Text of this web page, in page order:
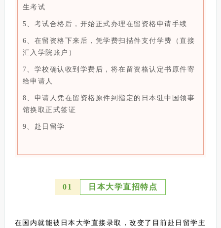
生考试
5、考试合格后，开始正式办理在留资格申请手续
6、在留资格下来后，凭学费扫描件支付学费
（直接
汇入学院账户）
7、学校确认收到学费后，将在留资格认定书原件寄
给申请人
8、申请人凭在留资格原件到指定的日本驻中国领事
馆换取 正式签证
9、赴日留学
01 日本大学直招特点
在国内就能被日本大学直接录取，改变了目前赴日留学主